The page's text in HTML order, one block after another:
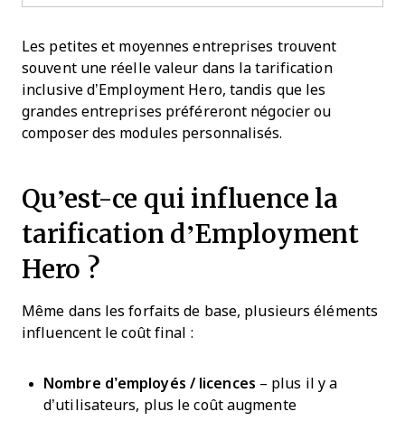
Les petites et moyennes entreprises trouvent
souvent une réelle valeur dans la tarification
inclusive d’Employment Hero, tandis que les
grandes entreprises préféreront négocier ou
composer des modules personnalisés.
Qu’est-ce qui influence la
tarification d’Employment
Hero ?
Même dans les forfaits de base, plusieurs éléments
influencent le coût final :
Nombre d’employés / licences – plus il y a
d’utilisateurs, plus le coût augmente